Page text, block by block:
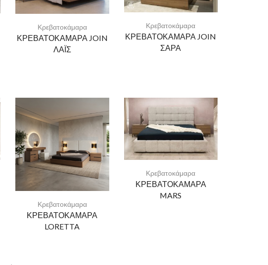
Κρεβατοκάμαρα
ΚΡΕΒΑΤΟΚΑΜΑΡΑ JOIN
ΛΑΪΣ
Κρεβατοκάμαρα
ΚΡΕΒΑΤΟΚΑΜΑΡΑ JOIN
ΣΑΡΑ
Κρεβατοκάμαρα
ΚΡΕΒΑΤΟΚΑΜΑΡΑ
LORETTA
Κρεβατοκάμαρα
ΚΡΕΒΑΤΟΚΑΜΑΡΑ
MARS